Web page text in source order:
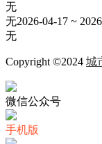
无
无2026-04-17 ~
无
Copyright ©2024 城
微信公众号
手机版